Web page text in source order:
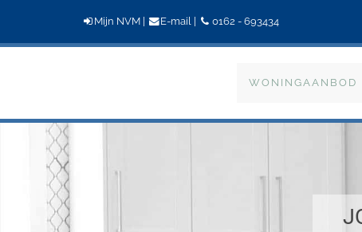
Mijn NVM E-mail 0162 - 693434
WONINGAANBOD